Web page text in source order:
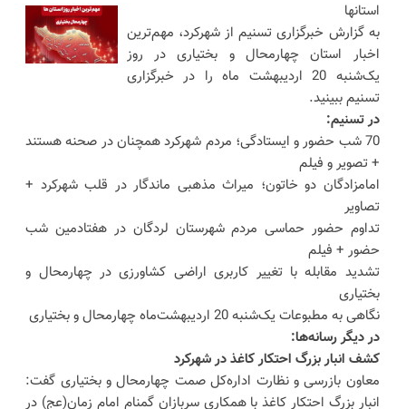
استانها
به گزارش خبرگزاری تسنیم از شهرکرد، مهم‌ترین
اخبار استان چهارمحال و بختیاری در روز
یک‌شنبه 20 اردیبهشت ماه را در خبرگزاری
تسنیم ببینید.
در تسنیم:
70 شب حضور و ایستادگی؛ مردم شهرکرد همچنان در صحنه هستند
+ تصویر و فیلم
امامزادگان دو خاتون؛ میراث مذهبی ماندگار در قلب شهرکرد +
تصاویر
تداوم حضور حماسی مردم شهرستان لردگان در هفتادمین شب
حضور + فیلم
تشدید مقابله با تغییر کاربری اراضی کشاورزی در چهارمحال و
بختیاری
نگاهی به مطبوعات یک‌شنبه 20 اردیبهشت‌ماه چهارمحال و بختیاری
در دیگر رسانه‌ها:
کشف انبار بزرگ احتکار کاغذ در شهرکرد
معاون بازرسی و نظارت اداره‌کل صمت چهارمحال و بختیاری گفت:
انبار بزرگ احتکار کاغذ با همکاری سربازان گمنام امام زمان(عج) در